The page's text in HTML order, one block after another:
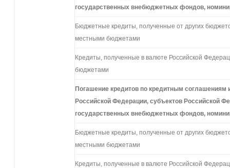
государственных внебюджетныхфондов,
Бюджетные кредиты, полученные от других
местными бюджетами
Кредиты, полученные в валюте Российской
бюджетами
Погашениекредитов покредитнымсоглашениям
РоссийскойФедерации,субъектов Российской
государственных внебюджетныхфондов,
Бюджетные кредиты, полученные от других
местными бюджетами
Кредиты, полученные в валюте Российской